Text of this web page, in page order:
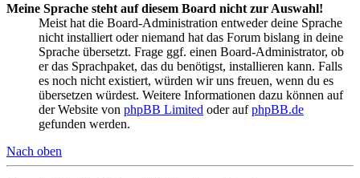
Meine Sprache steht auf diesem Board nicht zur Auswahl!
Meist hat die Board-Administration entweder deine Sprache
nicht installiert oder niemand hat das Forum bislang in deine
Sprache übersetzt. Frage ggf. einen Board-Administrator, ob
er das Sprachpaket, das du benötigst, installieren kann. Falls
es noch nicht existiert, würden wir uns freuen, wenn du es
übersetzen würdest. Weitere Informationen dazu können auf
der Website von phpBB Limited oder aufphpBB.de
gefunden werden.
Nach oben